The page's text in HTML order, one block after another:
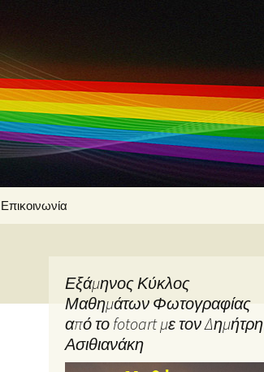
Επικοινωνία
Φωτογραφίας από τον
Δημήτρη Ασιθιανάκη
Φωτογραφικές
υπηρεσίες από τον
Δημήτρη Ασιθιανάκη
Εξάμηνος Κύκλος
Μαθημάτων Φωτογραφίας
από το fotoart με τον Δημήτρη
Ασιθιανάκη